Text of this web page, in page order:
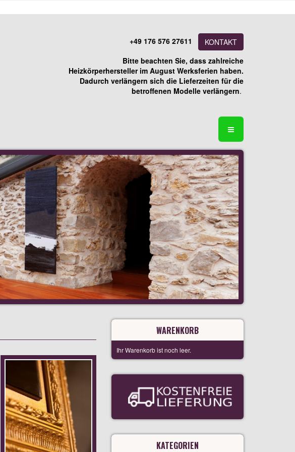
+49 176 576 27611
KONTAKT
Bitte beachten Sie, dass zahlreiche
Heizkörperhersteller im August Werksferien haben.
Dadurch verlängern sich die Lieferzeiten für die
betroffenen Modelle verlängern.
WARENKORB
Ihr Warenkorb ist noch leer.
KATEGORIEN